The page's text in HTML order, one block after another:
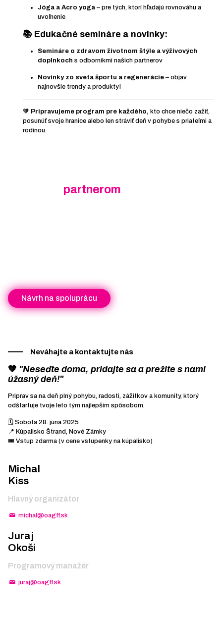
Jóga a Acro yoga – pre tých, ktorí hľadajú rovnováhu a
uvoľnenie
📚 Edukačné semináre a novinky:
Semináre o zdravom životnom štýle a výživových
doplnkoch s odborníkmi našich partnerov
Novinky zo sveta športu a regenerácie – objav
najnovšie trendy a produkty!
🧡 Pripravujeme program pre každého, kto chce niečo zažiť,
posunúť svoje hranice alebo len stráviť deň v pohybe s priateľmi a
rodinou.
partnerom
Návrh na spoluprácu
Neváhajte a kontaktujte nás
🧡 "Neseďte doma, pridajte sa a prežite s nami
úžasný deň!"
Priprav sa na deň plný pohybu, radosti, zážitkov a komunity, ktorý
odštartuje tvoje leto tým najlepším spôsobom.
🗓️ Sobota 28. júna 2025
📍 Kúpalisko Štrand, Nové Zámky
🎟️ Vstup zdarma (v cene vstupenky na kúpalisko)
Michal
Kiss
Hlavný organizátor
michal@oagff.sk
Juraj
Okoši
Programový manažér
juraj@oagff.sk